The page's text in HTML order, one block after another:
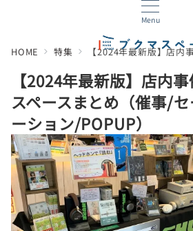
Menu
HOME 特集 【2024年最新版】店内事例＆レンタルスペース
【2024年最新版】店内
スペースまとめ（催事/
ーション/POPUP）